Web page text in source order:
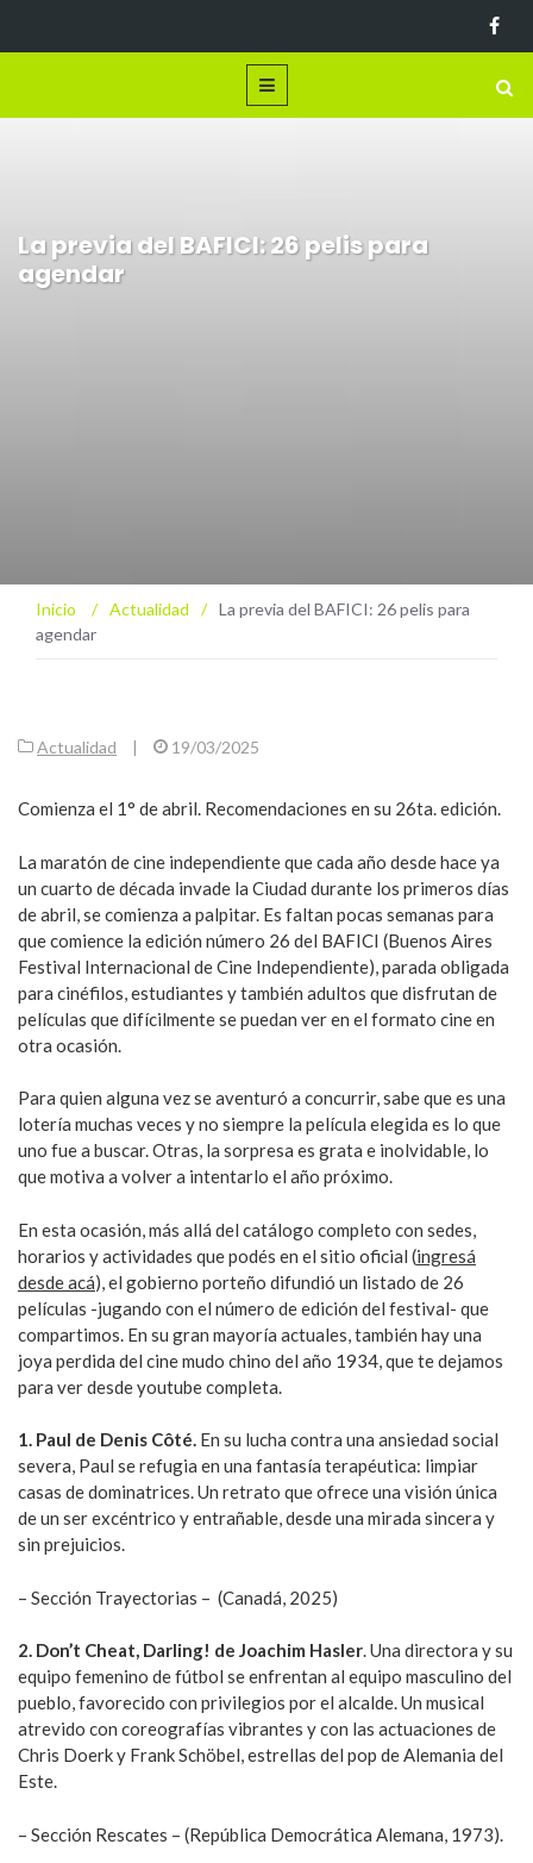
La previa del BAFICI: 26 pelis para
agendar
Inicio / Actualidad / La previa del BAFICI: 26 pelis para
agendar
Actualidad | 19/03/2025
Comienza el 1° de abril. Recomendaciones en su 26ta. edición.
La maratón de cine independiente que cada año desde hace ya
un cuarto de década invade la Ciudad durante los primeros días
de abril, se comienza a palpitar. Es faltan pocas semanas para
que comience la edición número 26 del BAFICI (Buenos Aires
Festival Internacional de Cine Independiente), parada obligada
para cinéfilos, estudiantes y también adultos que disfrutan de
películas que difícilmente se puedan ver en el formato cine en
otra ocasión.
Para quien alguna vez se aventuró a concurrir, sabe que es una
lotería muchas veces y no siempre la película elegida es lo que
uno fue a buscar. Otras, la sorpresa es grata e inolvidable, lo
que motiva a volver a intentarlo el año próximo.
En esta ocasión, más allá del catálogo completo con sedes,
horarios y actividades que podés en el sitio oficial (ingresá
desde acá), el gobierno porteño difundió un listado de 26
películas -jugando con el número de edición del festival- que
compartimos. En su gran mayoría actuales, también hay una
joya perdida del cine mudo chino del año 1934, que te dejamos
para ver desde youtube completa.
1. Paul de Denis Côté. En su lucha contra una ansiedad social
severa, Paul se refugia en una fantasía terapéutica: limpiar
casas de dominatrices. Un retrato que ofrece una visión única
de un ser excéntrico y entrañable, desde una mirada sincera y
sin prejuicios.
– Sección Trayectorias – (Canadá, 2025)
2. Don’t Cheat, Darling! de Joachim Hasler. Una directora y su
equipo femenino de fútbol se enfrentan al equipo masculino del
pueblo, favorecido con privilegios por el alcalde. Un musical
atrevido con coreografías vibrantes y con las actuaciones de
Chris Doerk y Frank Schöbel, estrellas del pop de Alemania del
Este.
– Sección Rescates – (República Democrática Alemana, 1973).